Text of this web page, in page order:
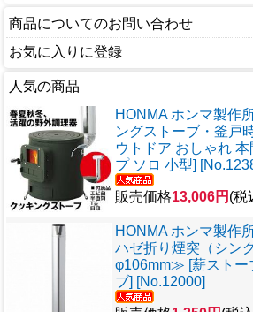
商品についてのお問い合わせ
お気に入りに登録
人気の商品
HONMA ホンマ製作
ングストーブ・釜戸
ウトドア おしゃれ
プ ソロ 小型]
販売価格13,006円 (税
HONMA ホンマ製作
ハゼ折り煙突（シン
φ106mm≫ [薪ストー
ブ] [No.12000]